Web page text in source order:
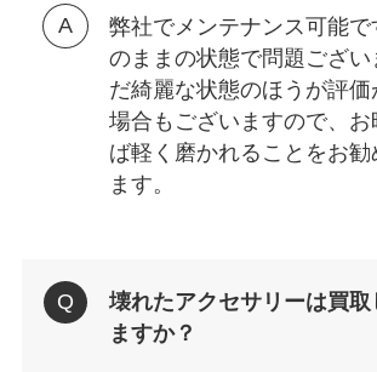
弊社でメンテナンス可能で
のままの状態で問題ござい
だ綺麗な状態のほうが評価
場合もございますので、お
ば軽く磨かれることをお勧
ます。
壊れたアクセサリーは買取
ますか？